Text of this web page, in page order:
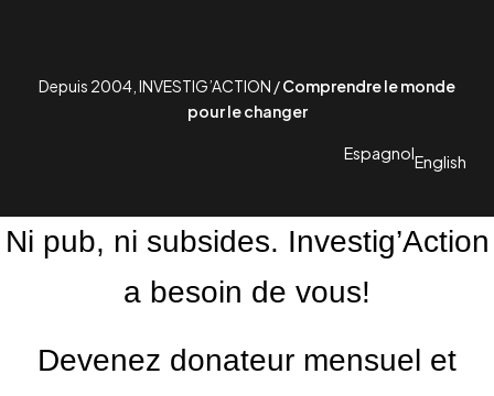
Depuis 2004, INVESTIG’ACTION /Comprendre le monde
pour le changer
EspagnolEnglish
Ni pub, ni subsides. Investig’Action
a besoin de vous!
Devenez donateur mensuel et